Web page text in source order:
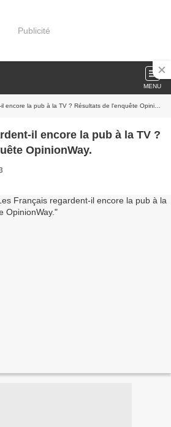
Publicité
MENU
la pub à la TV ? Résultats de l'enquête OpinionWay.
il encore la pub à la TV ?
OpinionWay.